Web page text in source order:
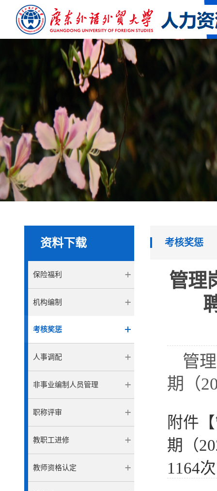
资料下载
保险福利
机构编制
考核奖惩
人事调配
非事业编制人员管理
职称评审
教职工进修
教师资格认定
考核奖惩
管理
管
期（
附件【
期（
1164次